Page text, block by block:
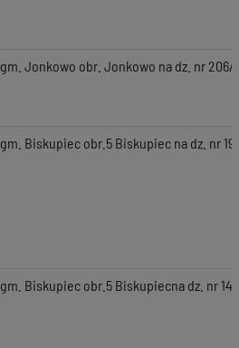
gm. Jonkowo obr. Jonkowo na dz. nr 206/
gm. Biskupiec obr.5 Biskupiec na dz. nr
gm. Biskupiec obr.5 Biskupiecna dz. nr